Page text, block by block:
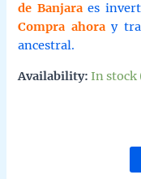
de Banjaraes
Compra ahoray
ancestral.
Availability: In stock